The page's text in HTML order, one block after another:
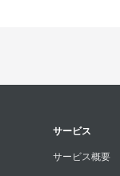
サービス
サービス概要